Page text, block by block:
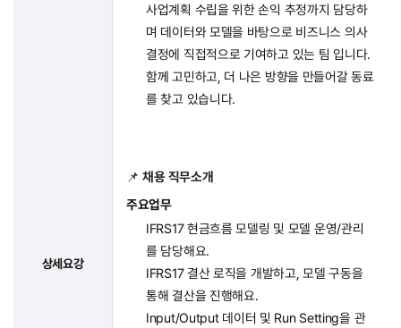
상세요강
사업계획 ​수립을 ​위한 손익 추정까지 ​담당하
며 ​데이터와 ​모델을 바탕으로 비즈니스 ​의사
결정에 직접적으로 ​기여하고 ​있는 팀 ​입니다. ​
함께 ​고민하고, 더 나은 ​방향을 만들어갈 ​동료
를 찾고 있습니다.
📌채용 직무소개
주요업무
IFRS17 현금흐름 모델링 및 모델 운영/관리
를 담당해요.
IFRS17 결산 로직을 개발하고, 모델 구동을
통해 결산을 진행해요.
Input/Output 데이터 및 Run Setting을 관